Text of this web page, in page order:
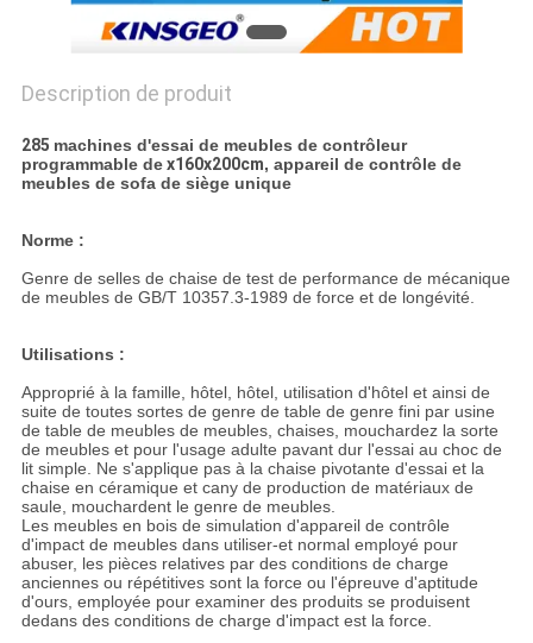
Description de produit
285 machines d'essai de meubles de contrôleur
programmable dex160x200cm, appareil de contrôle de
meubles de sofa de siège unique
Norme :
Genre de selles de chaise de test de performance de mécanique
de meubles de GB/T 10357.3-1989 de force et de longévité.
Utilisations :
Approprié à la famille, hôtel, hôtel, utilisation d'hôtel et ainsi de
suite de toutes sortes de genre de table de genre fini par usine
de table de meubles de meubles, chaises, mouchardez la sorte
de meubles et pour l'usage adulte pavant dur l'essai au choc de
lit simple. Ne s'applique pas à la chaise pivotante d'essai et la
chaise en céramique et cany de production de matériaux de
saule, mouchardent le genre de meubles.
Les meubles en bois de simulation d'appareil de contrôle
d'impact de meubles dans utiliser-et normal employé pour
abuser, les pièces relatives par des conditions de charge
anciennes ou répétitives sont la force ou l'épreuve d'aptitude
d'ours, employée pour examiner des produits se produisent
dedans des conditions de charge d'impact est la force.